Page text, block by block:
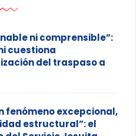
ni comprensible”:
cuestiona
del traspaso a
fenómeno excepcional,
estructural”: el